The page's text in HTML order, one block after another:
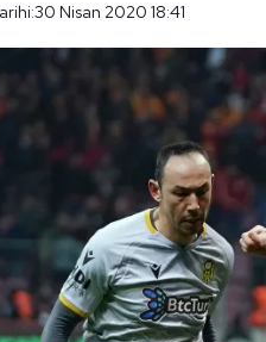
30 Nisan 2020 18:41